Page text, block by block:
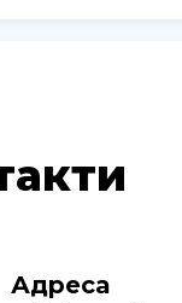
Адреса